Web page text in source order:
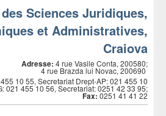
Sciences Juridiques,
et Administratives,
Craiova
Adresse: 4 rue Vasile Conta, 200580;
4 rue Brazda lui Novac, 200690
10 55, Secretariat Drept-AP: 021 455 10
021 455 10 56, Secretariat: 0251 42 33 95;
Fax: 0251 41 41 22